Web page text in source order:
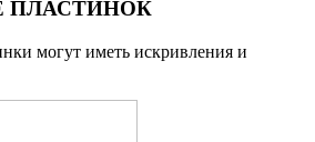
ПЛАСТИНОК
могут иметь искривления и